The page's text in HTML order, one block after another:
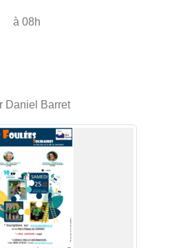
à 08h
Daniel Barret